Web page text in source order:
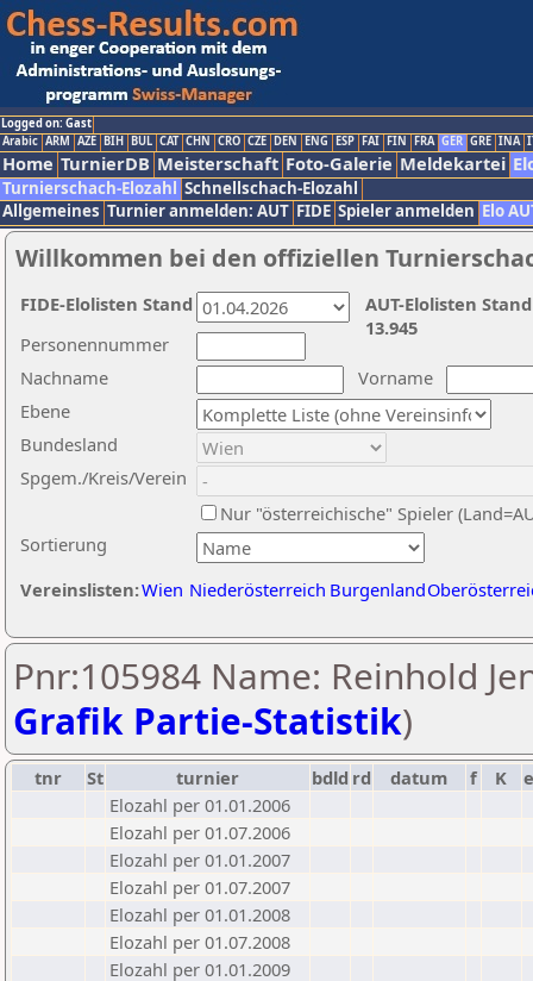
Logged on: Gast
Arabic ARM AZE BIH BUL CAT CHN CRO CZE DEN ENG ESP FAI FIN FRA GER GRE INA
Home TurnierDB Meisterschaft Foto-Galerie Meldekartei
Turnierschach-Elozahl Schnellschach-Elozahl
Allgemeines Turnier anmelden: AUT FIDE Spieler anmelden Elo
Willkommen bei den offiziellen
Nachname
Vorname
Ebene
Sortierung
Personennummer
Bundesland
Spgem./Kreis/Verein
Nur "österreichische" Spieler
Vereinslisten:Wien Niederösterreich Burgenland
AUT-Elolisten
13.945
FIDE-Elolisten Stand
Pnr:105984 Name: Reinhold
Grafik Partie-Statistik)
tnr St turnier bdld rd datum f K
Elozahl per 01.01.2006
Elozahl per 01.07.2006
Elozahl per 01.01.2007
Elozahl per 01.07.2007
Elozahl per 01.01.2008
Elozahl per 01.07.2008
Elozahl per 01.01.2009